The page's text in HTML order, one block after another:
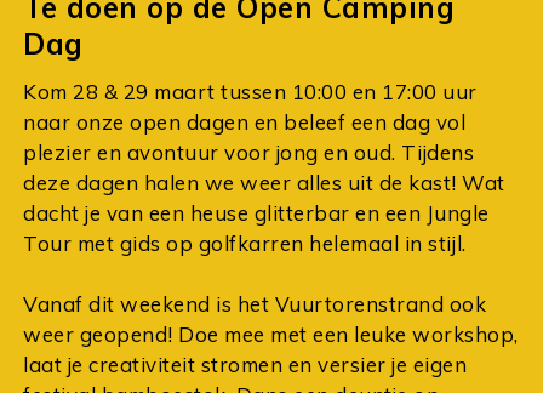
Te doen op de Open Camping
Dag
Kom 28 & 29 maart tussen 10:00 en 17:00 uur
naar onze open dagen en beleef een dag vol
plezier en avontuur voor jong en oud. Tijdens
deze dagen halen we weer alles uit de kast! Wat
dacht je van een heuse glitterbar en een Jungle
Tour met gids op golfkarren helemaal in stijl.
Vanaf dit weekend is het Vuurtorenstrand ook
weer geopend! Doe mee met een leuke workshop,
laat je creativiteit stromen en versier je eigen